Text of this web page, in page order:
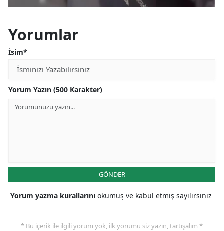
Muş
Sivas
Yorumlar
İsim*
Yorum Yazın (500 Karakter)
GÖNDER
Yorum yazma kurallarını okumuş ve kabul etmiş sayılırsınız
* Bu içerik ile ilgili yorum yok, ilk yorumu siz yazın, tartışalım *